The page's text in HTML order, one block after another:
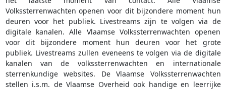
Volkssterrenwachten openen voor dit bijzondere moment hun
deuren voor het publiek. Livestreams zijn te volgen via de
digitale kanalen. Alle Vlaamse Volkssterrenwachten openen
voor dit bijzondere moment hun deuren voor het grote
publiek. Livestreams zullen eveneens te volgen via de digitale
kanalen van de volkssterrenwachten en internationale
sterrenkundige websites. De Vlaamse Volkssterrenwachten
stellen i.s.m. de Vlaamse Overheid ook handige en leerrijke